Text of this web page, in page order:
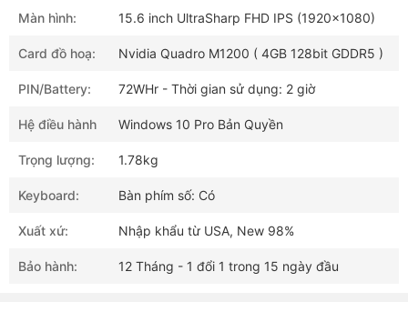
Màn hình: 15.6 inch UltraSharp FHD IPS (1920x1080)
Card đồ hoạ: Nvidia Quadro M1200 ( 4GB 128bit GDDR5 )
PIN/Battery: 72WHr - Thời gian sử dụng: 2 giờ
Hệ điều hành Windows 10 Pro Bản Quyền
Trọng lượng: 1.78kg
Keyboard: Bàn phím số: Có
Xuất xứ: Nhập khẩu từ USA, New 98%
Bảo hành: 12 Tháng - 1 đổi 1 trong 15 ngày đầu